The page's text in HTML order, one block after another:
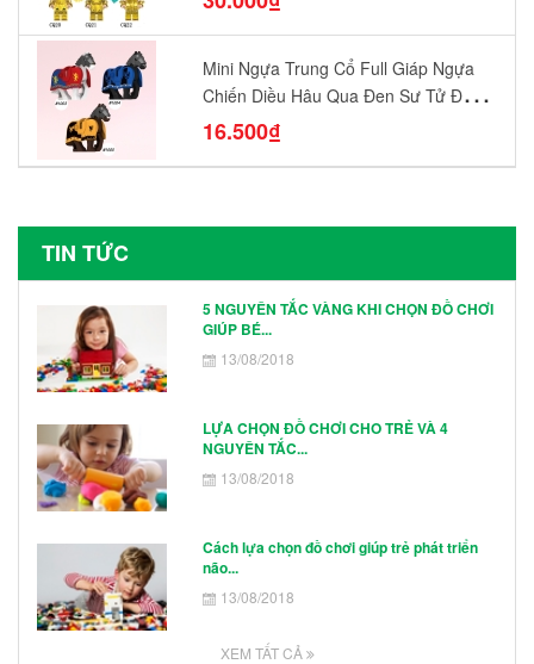
Mini Ngựa Trung Cổ Full Giáp Ngựa
Chiến Diều Hâu Quạ Đen Sư Tử Đỏ
N1003 - N1005 Đồ Chơi Lắp Ráp Mô
16.500₫
TIN TỨC
5 NGUYÊN TẮC VÀNG KHI CHỌN ĐỒ CHƠI
GIÚP BÉ...
13/08/2018
LỰA CHỌN ĐỒ CHƠI CHO TRẺ VÀ 4
NGUYÊN TẮC...
13/08/2018
Cách lựa chọn đồ chơi giúp trẻ phát triển
não...
13/08/2018
XEM TẤT CẢ